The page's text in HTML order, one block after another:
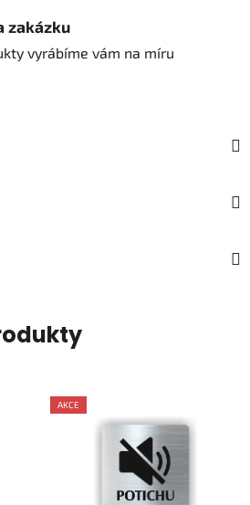
zakázku
vyrábíme vám na míru
AKCE